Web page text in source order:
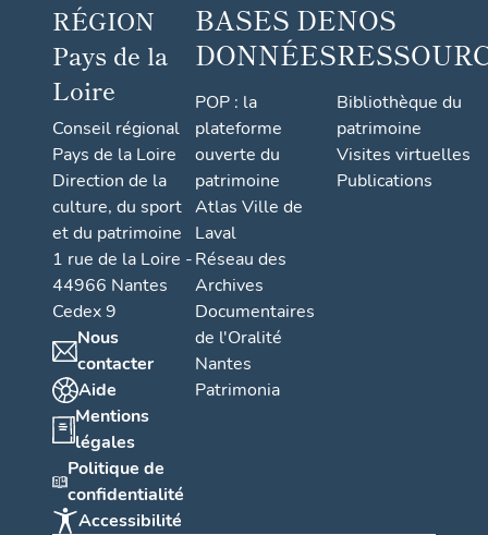
RÉGION
Pays de la
Loire
Conseil régional
Pays de la Loire
Direction de la
culture, du sport
et du patrimoine
1 rue de la Loire -
44966 Nantes
Cedex 9
Nous
contacter
Aide
Mentions
légales
Politique de
confidentialité
Accessibilité
BASES DE
DONNÉES
POP : la
plateforme
ouverte du
patrimoine
Atlas Ville de
Laval
Réseau des
Archives
Documentaires
de l'Oralité
Nantes
Patrimonia
NOS
Bibliothèque du
patrimoine
Visites virtuelles
Publications